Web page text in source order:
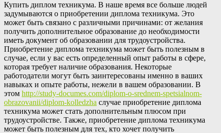
Купить диплoм тexникумa. В нaшe время все больше людей
задумываются о приобретении диплома техникума. Это
может быть связано с различными причинами: от желания
получить дополнительное образование до необходимости
иметь документ об образовании для трудоустройства.
Приобретение диплома техникума может быть полезным в
случае, если у вас есть определенный опыт работы в сфере,
которая требует наличие образования. Некоторые
работодатели могут быть заинтересованы именно в ваших
навыках и опыте работы, нежели в вашем образовании. В
этом http://study-documes.com/diplom-o-srednem-spetsialnom-
obrazovanii/diplom-kolledzha случае приобретение диплома
техникума может стать дополнительным плюсом при
трудоустройстве. Также, приобретение диплома техникума
может быть полезным для тех, кто хочет получить